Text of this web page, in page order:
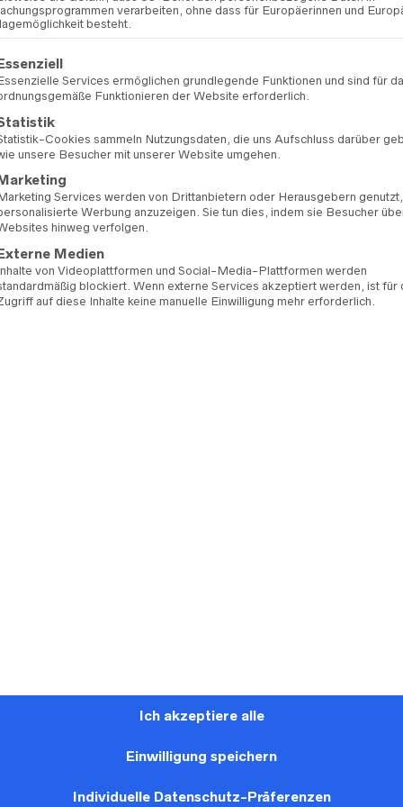
ZUR
KATEGORIEN:
BRAUTMODE SALE
Dieses Brautkleid kann in unserem Brautgeschäft in
werden.
verarbeiten, ohne dass für Europäerinnen und
besteht.
eine Liste der Service-Gruppen, für die eine Einwilligung erteilt
Services ermöglichen grundlegende Funktionen und sind für
Funktionieren der Website erforderlich.
Cookies sammeln Nutzungsdaten, die uns Aufschluss darüber
unsere Besucher mit unserer Website umgehen.
Services werden von Drittanbietern oder Herausgebern genutzt,
Werbung anzuzeigen. Sie tun dies, indem sie Besucher
hinweg verfolgen.
Medien
von Videoplattformen und Social-Media-Plattformen werden
blockiert. Wenn externe Services akzeptiert werden, ist für
auf diese Inhalte keine manuelle Einwilligung mehr erforderlich.
Ich akzeptiere alle
Einwilligung speichern
Individuelle Datenschutz-Präferenzen